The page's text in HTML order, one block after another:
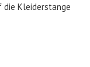
die Kleiderstange